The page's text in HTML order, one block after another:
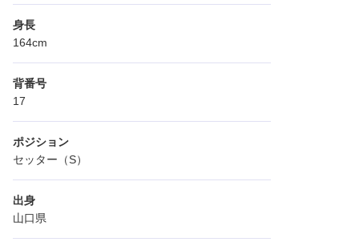
身長
164cm
背番号
17
ポジション
セッター（S）
出身
山口県